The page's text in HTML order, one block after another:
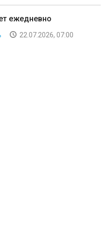
ежедневно
22.07.2026, 07:00